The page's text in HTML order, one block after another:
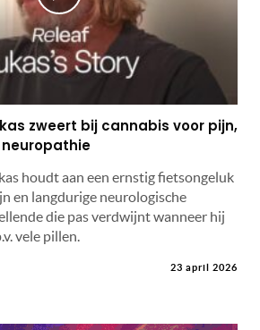
zweert bij cannabis voor pijn,
neuropathie
houdt aan een ernstig fietsongeluk
en langdurige neurologische
die pas verdwijnt wanneer hij
vele pillen.
23 april 2026